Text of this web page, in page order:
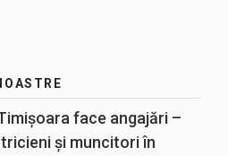
face angajări –
și muncitori în